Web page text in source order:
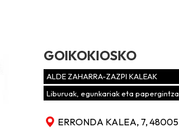
GOIKOKIOSKO
ALDE ZAHARRA-ZAZPI KALEAK
Liburuak, egunkariak eta papergintza
ERRONDA KALEA, 7, 48005